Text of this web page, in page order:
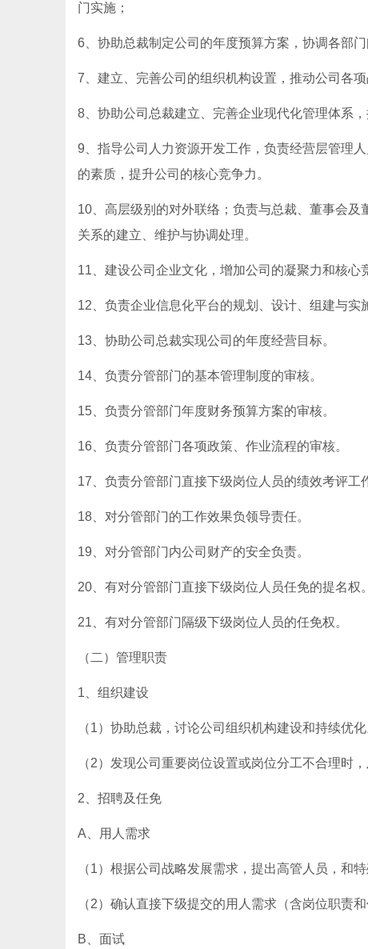
门实施；
6、协助总裁制定公司的年度预算方案，协调各部
7、建立、完善公司的组织机构设置，推动公司各项
8、协助公司总裁建立、完善企业现代化管理体系
9、指导公司人力资源开发工作，负责经营层管理
的素质，提升公司的核心竞争力。
10、高层级别的对外联络；负责与总裁、董事会
关系的建立、维护与协调处理。
11、建设公司企业文化，增加公司的凝聚力和核心
12、负责企业信息化平台的规划、设计、组建与实
13、协助公司总裁实现公司的年度经营目标。
14、负责分管部门的基本管理制度的审核。
15、负责分管部门年度财务预算方案的审核。
16、负责分管部门各项政策、作业流程的审核。
17、负责分管部门直接下级岗位人员的绩效考评工
18、对分管部门的工作效果负领导责任。
19、对分管部门内公司财产的安全负责。
20、有对分管部门直接下级岗位人员任免的提名权。
21、有对分管部门隔级下级岗位人员的任免权。
（二）管理职责
1、组织建设
（1）协助总裁，讨论公司组织机构建设和持续优化
（2）发现公司重要岗位设置或岗位分工不合理时
2、招聘及任免
A、用人需求
（1）根据公司战略发展需求，提出高管人员，和
（2）确认直接下级提交的用人需求（含岗位职责
B、面试